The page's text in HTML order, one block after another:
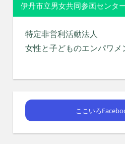
伊丹市立男女共同参画センタ
特定非営利活動法人
女性と子どものエンパワメ
ここいろ